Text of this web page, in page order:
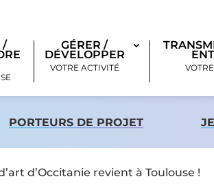
/ GÉRER /
DÉVELOPPER
VOTRE ACTIVITÉ
PORTEURS DE PROJET
d’Occitanie revient à Toulouse !